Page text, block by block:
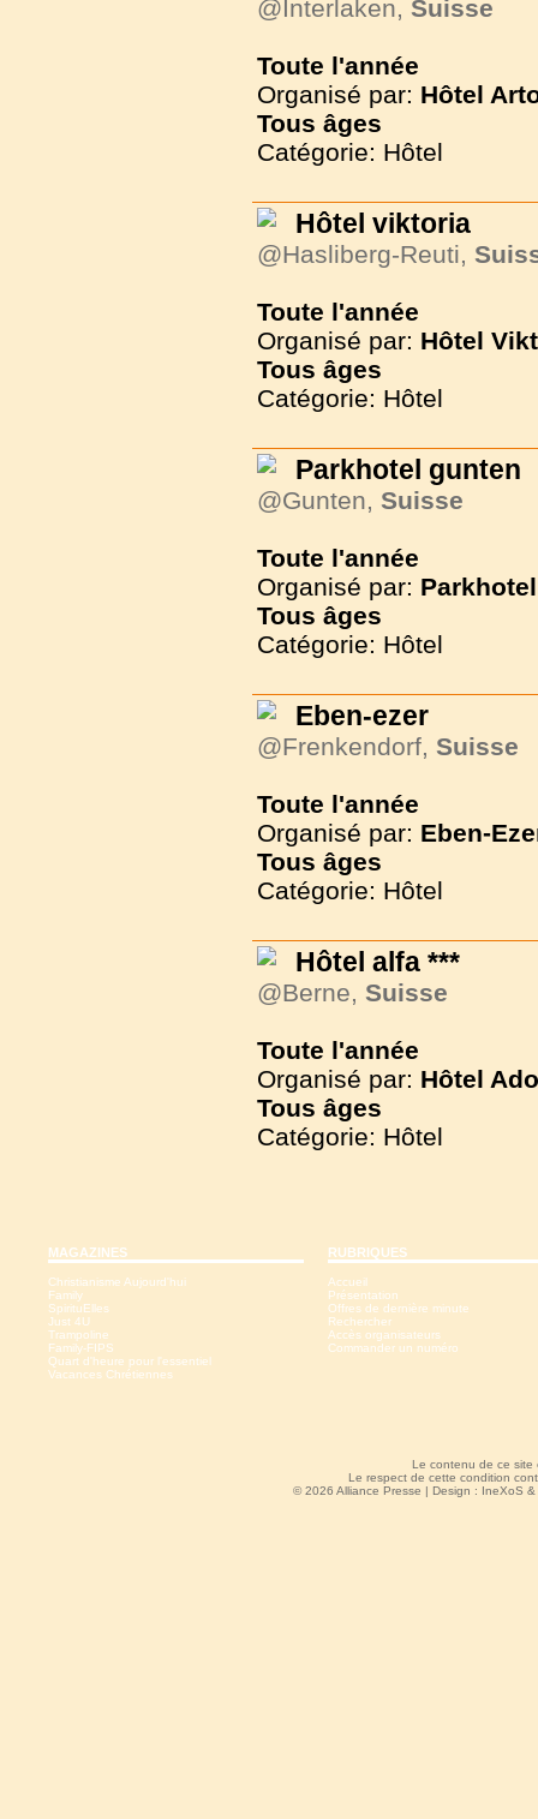
@Interlaken, Suisse
Toute l'année
Organisé par: Hôtel
Tous âges
Catégorie: Hôtel
Hôtel viktoria
@Hasliberg-Reuti,
Toute l'année
Organisé par: Hôtel
Tous âges
Catégorie: Hôtel
Parkhotel gunten
@Gunten, Suisse
Toute l'année
Organisé par:
Tous âges
Catégorie: Hôtel
Eben-ezer
@Frenkendorf, Suisse
Toute l'année
Organisé par: Eben-
Tous âges
Catégorie: Hôtel
Hôtel alfa ***
@Berne, Suisse
Toute l'année
Organisé par: Hôtel
Tous âges
Catégorie: Hôtel
MAGAZINES
Christianisme Aujourd'hui
Family
SpirituElles
Just 4U
Trampoline
Family-FIPS
Quart d'heure pour l'essentiel
Vacances Chrétiennes
RUBRIQUES
Accueil
Présentation
Offres de dernière minute
Rechercher
Accès organisateurs
Commander un numéro
Le contenu de ce site
Le respect de cette condition
© 2026 Alliance Presse | Design : IneXoS &